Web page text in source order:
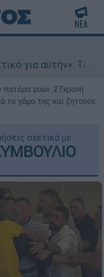
Τι δηλώνει στο
μου»: 27χρονη
το γάμο της και ζητούσε
σχετικά με: